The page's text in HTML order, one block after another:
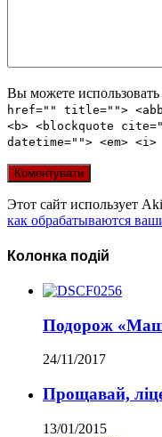
Вы можете использовать
href="" title="">
<b> <blockquote
datetime=""> <em>
Этот сайт использует
как обрабатываются
Колонка подій
Подорож
24/11/2017
Прощавай,
13/01/2015